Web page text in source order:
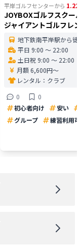
平岸ゴルフセンターから 1.22
JOYBOXゴルフスクー
ジャイアントゴルフレ
地下鉄南平岸駅から徒
平日 9:00 〜 22:00
土日祝 9:00 〜 22:00
月額 6,600円〜
レンタル： クラブ
0
0
初心者向け
安い
グループ
練習利用可